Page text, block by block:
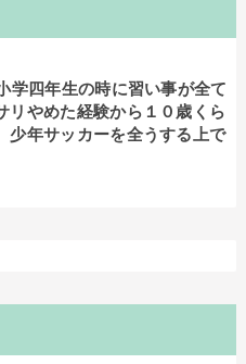
学四年生の時に習い事が全て
リやめた経験から１０歳くら
少年サッカーを全うする上で